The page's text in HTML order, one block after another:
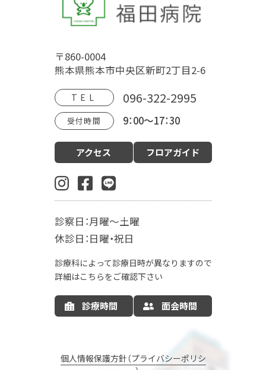
病院概要 福田病院の歴史
HOSPITAL MOVIE
診療案内
婦人科・更年期外来
肛門外科
麻酔科
お産の入院について
お部屋について
お食事について
LDR
MFICU
新生児センター
出産の流れ
出産方法
里帰り出産
病院情報の公開 産後ケア
マタニティサポート
〒860-0004
熊本県熊本市中央区新町2丁目2-6
TEL 096-322-2995
受付時間 9：00～17：30
アクセス フロアガイド
診察日：月曜～土曜
休診日：日曜・祝日
診療科によって診療日時が異なりますので
詳細はこちらをご確認下さい
診療時間 面会時間
個人情報保護方針（プライバシーポリシ